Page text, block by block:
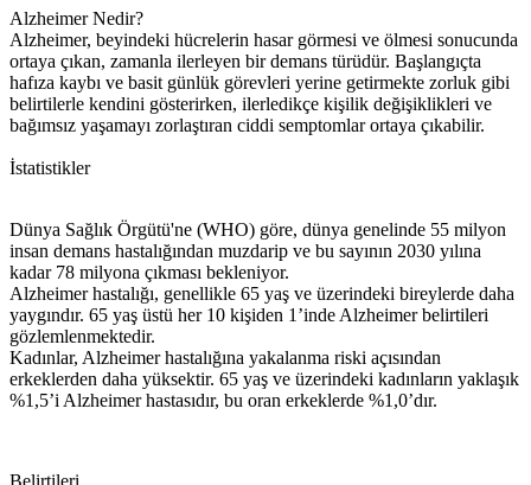
Alzheimer Nedir?
Alzheimer, beyindeki hücrelerin hasar görmesi ve ölmesi sonucunda
ortaya çıkan, zamanla ilerleyen bir demans türüdür. Başlangıçta
hafıza kaybı ve basit günlük görevleri yerine getirmekte zorluk gibi
belirtilerle kendini gösterirken, ilerledikçe kişilik değişiklikleri ve
bağımsız yaşamayı zorlaştıran ciddi semptomlar ortaya çıkabilir.
İstatistikler
Dünya Sağlık Örgütü'ne (WHO) göre, dünya genelinde 55 milyon
insan demans hastalığından muzdarip ve bu sayının 2030 yılına
kadar 78 milyona çıkması bekleniyor.
Alzheimer hastalığı, genellikle 65 yaş ve üzerindeki bireylerde daha
yaygındır. 65 yaş üstü her 10 kişiden 1’inde Alzheimer belirtileri
gözlemlenmektedir.
Kadınlar, Alzheimer hastalığına yakalanma riski açısından
erkeklerden daha yüksektir. 65 yaş ve üzerindeki kadınların yaklaşık
%1,5’i Alzheimer hastasıdır, bu oran erkeklerde %1,0’dır.